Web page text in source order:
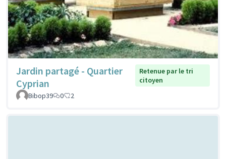
Jardin partagé - Quartier
Cyprian
Retenue par le tri
citoyen
Bibop39
0 2